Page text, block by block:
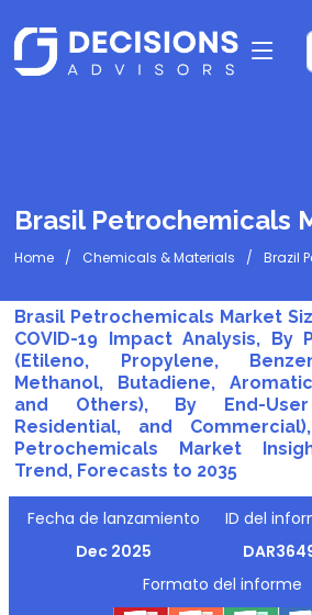
Brasil Petrochemicals
Home Chemicals & Materials Brazil
Brasil Petrochemicals Market
COVID-19 Impact Analysis, By
(Etileno, Propylene,
Methanol, Butadiene,
and Others), By End-
Residential, and
Petrochemicals Market
Trend, Forecasts to 2035
Fecha de lanzamiento
Dec 2025
ID del
Formato del informe